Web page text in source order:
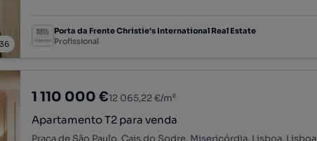
36
Porta da Frente Christie's International Real Estate
Profissional
1 110 000 €12 065,22 €/m²
Apartamento T2 para venda